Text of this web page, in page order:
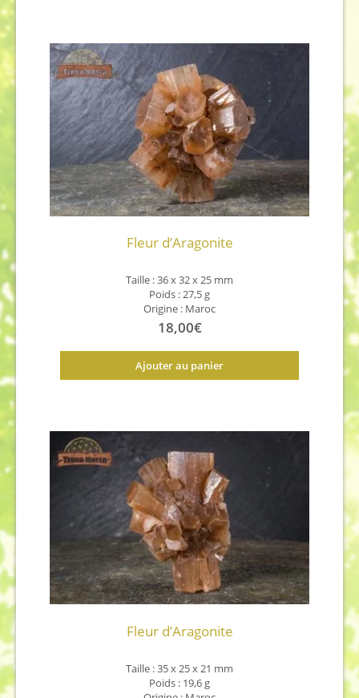
Fleur d’Aragonite
Taille : 36 x 32 x 25 mm
Poids : 27,5 g
Origine : Maroc
18,00€
Ajouter au panier
Fleur d’Aragonite
Taille : 35 x 25 x 21 mm
Poids : 19,6 g